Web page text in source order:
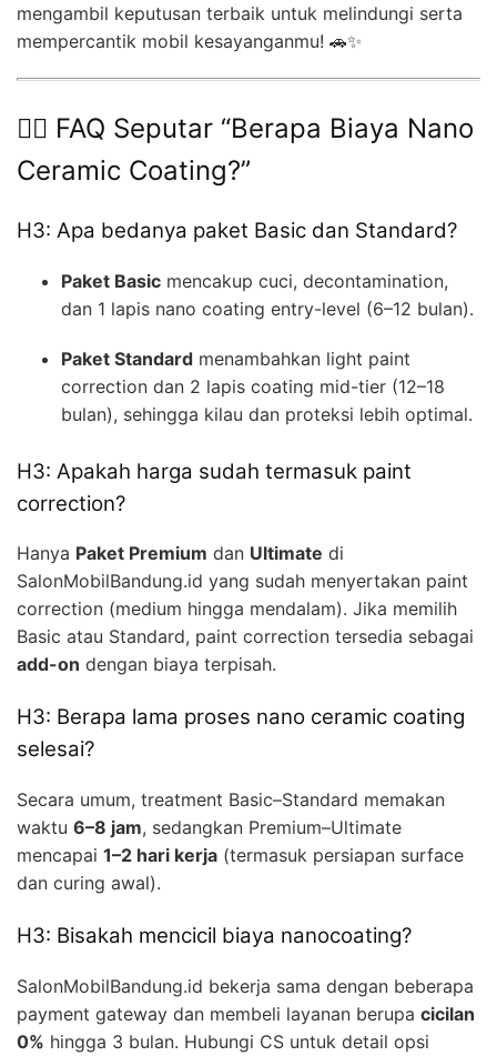
mengambil keputusan terbaik untuk melindungi serta
mempercantik mobil kesayanganmu! 🚗✨
🙋‍♂️ FAQ Seputar “Berapa Biaya Nano
Ceramic Coating?”
H3: Apa bedanya paket Basic dan Standard?
Paket Basic mencakup cuci, decontamination,
dan 1 lapis nano coating entry-level (6–12 bulan).
Paket Standard menambahkan light paint
correction dan 2 lapis coating mid-tier (12–18
bulan), sehingga kilau dan proteksi lebih optimal.
H3: Apakah harga sudah termasuk paint
correction?
Hanya Paket Premium dan Ultimate di
SalonMobilBandung.id yang sudah menyertakan paint
correction (medium hingga mendalam). Jika memilih
Basic atau Standard, paint correction tersedia sebagai
add-on dengan biaya terpisah.
H3: Berapa lama proses nano ceramic coating
selesai?
Secara umum, treatment Basic–Standard memakan
waktu 6–8 jam, sedangkan Premium–Ultimate
mencapai 1–2 hari kerja (termasuk persiapan surface
dan curing awal).
H3: Bisakah mencicil biaya nanocoating?
SalonMobilBandung.id bekerja sama dengan beberapa
payment gateway dan membeli layanan berupa cicilan
0% hingga 3 bulan. Hubungi CS untuk detail opsi